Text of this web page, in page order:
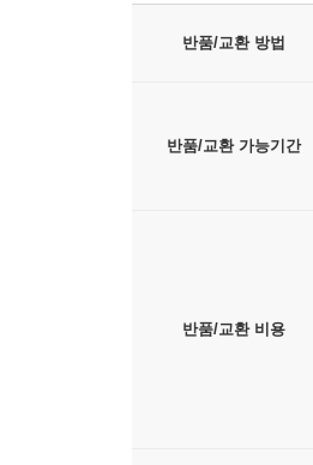
반품/교환 방법
반품/교환 가능기간
반품/교환 비용